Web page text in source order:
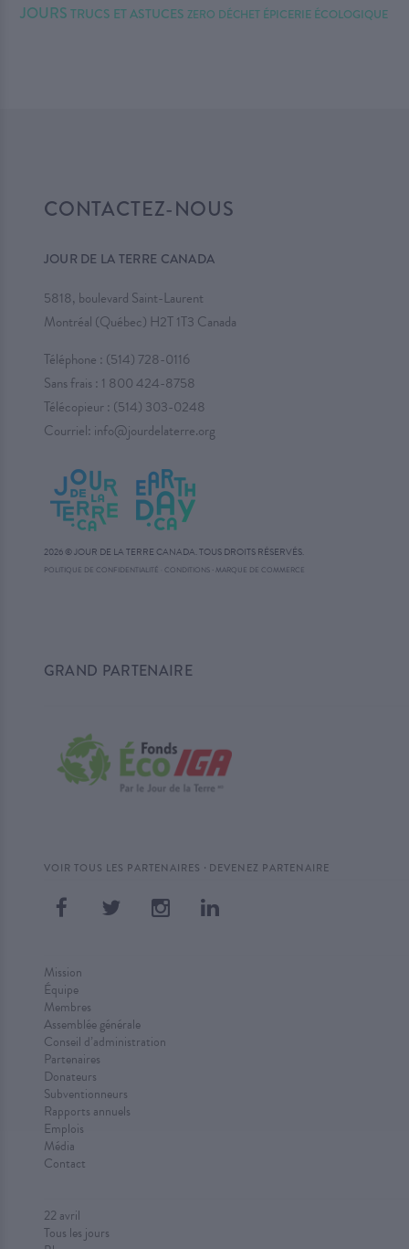
JOURS TRUCS ET ASTUCES ZERO DÉCHET ÉPICERIE ÉCOLOGIQUE
CONTACTEZ-NOUS
JOUR DE LA TERRE CANADA
5818, boulevard Saint-Laurent
Montréal (Québec) H2T 1T3 Canada
Téléphone : (514) 728-0116
Sans frais : 1 800 424-8758
Télécopieur : (514) 303-0248
Courriel: info@jourdelaterre.org
2026 © JOUR DE LA TERRE CANADA. TOUS DROITS RÉSERVÉS.
POLITIQUE DE CONFIDENTIALITÉ CONDITIONS·MARQUE DE COMMERCE
GRAND PARTENAIRE
VOIR TOUS LES PARTENAIRES · DEVENEZ PARTENAIRE
Mission
Équipe
Membres
Assemblée générale
Conseil d’administration
Partenaires
Donateurs
Subventionneurs
Rapports annuels
Emplois
Média
Contact
22 avril
Tous les jours